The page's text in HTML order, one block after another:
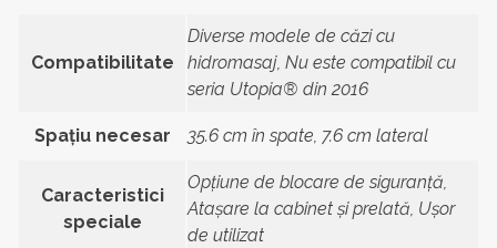
Compatibilitate
Diverse modele de căzi cu
hidromasaj, Nu este compatibil cu
seria Utopia® din 2016
Spațiu necesar 35.6 cm în spate, 7.6 cm lateral
Caracteristici
speciale
Opțiune de blocare de siguranță,
Atașare la cabinet și prelată, Ușor
de utilizat